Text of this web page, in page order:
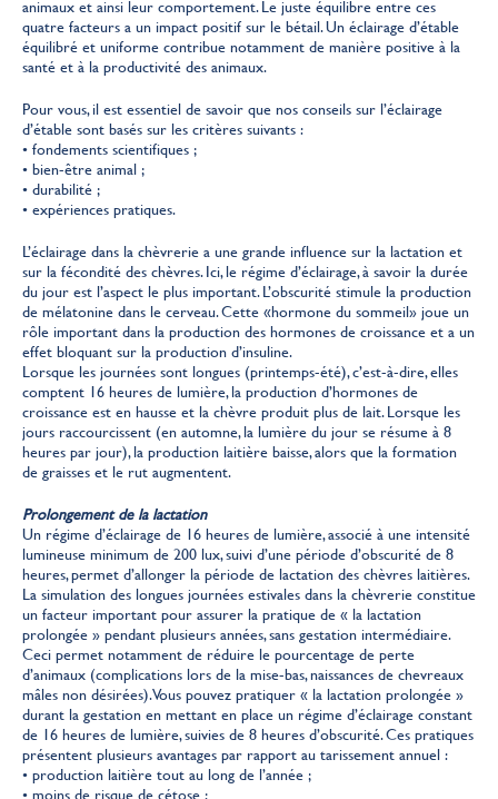
animaux et ainsi leur comportement. Le juste équilibre entre ces
quatre facteurs a un impact positif sur le bétail. Un éclairage d’étable
équilibré et uniforme contribue notamment de manière positive à la
santé et à la productivité des animaux.
Pour vous, il est essentiel de savoir que nos conseils sur l’éclairage
d’étable sont basés sur les critères suivants :
• fondements scientifiques ;
• bien-être animal ;
• durabilité ;
• expériences pratiques.
L’éclairage dans la chèvrerie a une grande influence sur la lactation et
sur la fécondité des chèvres. Ici, le régime d’éclairage, à savoir la durée
du jour est l’aspect le plus important. L’obscurité stimule la production
de mélatonine dans le cerveau. Cette «hormone du sommeil» joue un
rôle important dans la production des hormones de croissance et a un
effet bloquant sur la production d’insuline.
Lorsque les journées sont longues (printemps-été), c’est-à-dire, elles
comptent 16 heures de lumière, la production d’hormones de
croissance est en hausse et la chèvre produit plus de lait. Lorsque les
jours raccourcissent (en automne, la lumière du jour se résume à 8
heures par jour), la production laitière baisse, alors que la formation
de graisses et le rut augmentent.
Prolongement de la lactation
Un régime d’éclairage de 16 heures de lumière, associé à une intensité
lumineuse minimum de 200 lux, suivi d’une période d’obscurité de 8
heures, permet d’allonger la période de lactation des chèvres laitières.
La simulation des longues journées estivales dans la chèvrerie constitue
un facteur important pour assurer la pratique de « la lactation
prolongée » pendant plusieurs années, sans gestation intermédiaire.
Ceci permet notamment de réduire le pourcentage de perte
d’animaux (complications lors de la mise-bas, naissances de chevreaux
mâles non désirées). Vous pouvez pratiquer « la lactation prolongée »
durant la gestation en mettant en place un régime d’éclairage constant
de 16 heures de lumière, suivies de 8 heures d’obscurité. Ces pratiques
présentent plusieurs avantages par rapport au tarissement annuel :
• production laitière tout au long de l’année ;
• moins de risque de cétose ;